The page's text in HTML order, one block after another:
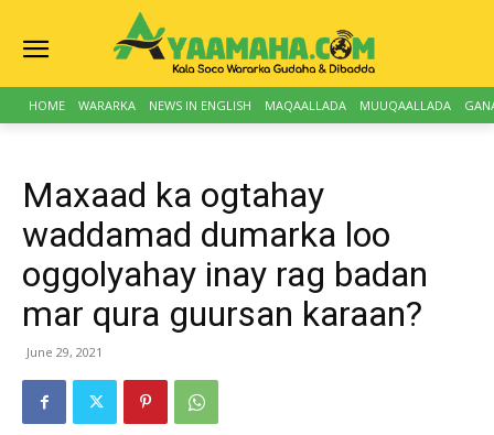
HOME WARARKA NEWS IN ENGLISH MAQAALLADA MUUQAALLADA
Maxaad ka ogtahay
waddamad dumarka loo
oggolyahay inay rag badan
mar qura guursan karaan?
June 29, 2021